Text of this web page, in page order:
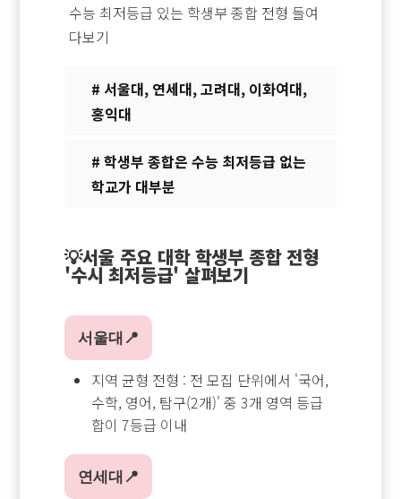
수능 최저등급 있는 학생부 종합 전형 들여
다보기
# 서울대, 연세대, 고려대, 이화여대,
홍익대
# 학생부 종합은 수능 최저등급 없는
학교가 대부분
💡서울 주요 대학 학생부 종합 전형
'수시 최저등급' 살펴보기
서울대📍
지역 균형 전형 : 전 모집 단위에서 '국어,
수학, 영어, 탐구(2개)' 중 3개 영역 등급
합이 7등급 이내
연세대📍